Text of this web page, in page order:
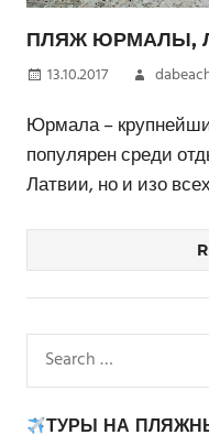
ПЛЯЖ ЮРМАЛЫ,
13.10.2017
Юрмала –
популярен среди
Латвии, но и изо
ТУРЫ НА